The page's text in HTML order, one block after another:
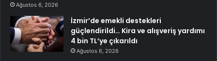
Ağustos 6, 2026
İzmir’de emekli destekleri
güçlendirildi… Kira ve alışveriş yardımı
4 bin TL’ye çıkarıldı
Ağustos 6, 2026